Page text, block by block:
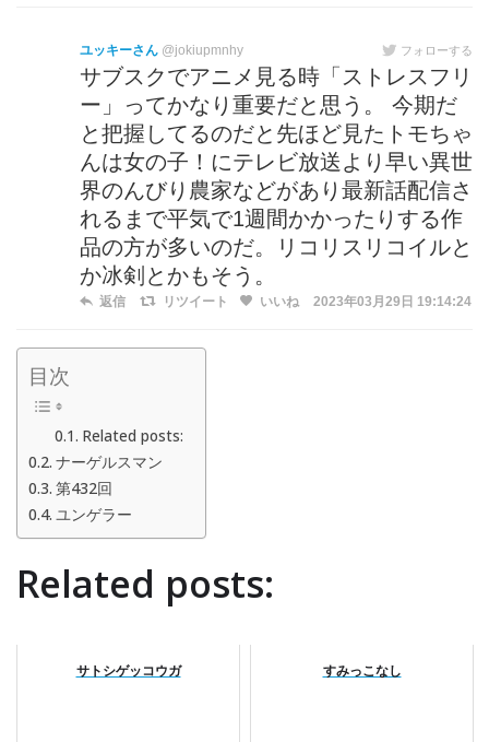
ユッキーさん @jokiupmnhy フォローする
サブスクでアニメ見る時「ストレスフリ
ー」ってかなり重要だと思う。 今期だ
と把握してるのだと先ほど見たトモちゃ
んは女の子！にテレビ放送より早い異世
界のんびり農家などがあり最新話配信さ
れるまで平気で1週間かかったりする作
品の方が多いのだ。リコリスリコイルと
か冰剣とかもそう。
返信 リツイート いいね 2023年03月29日 19:14:24
目次
Related posts:
ナーゲルスマン
第432回
ユンゲラー
Related posts:
サトシゲッコウガ すみっこなし